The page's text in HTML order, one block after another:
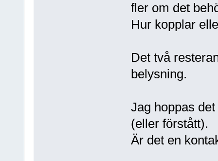
fler om det
Hur kopplar
Det två
belysning.
Jag hoppas
(eller förstått).
Är det en